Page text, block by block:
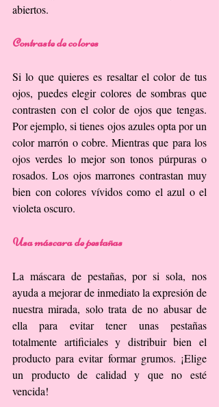
abiertos.
Contraste de colores
Si lo que quieres es resaltar el color de tus
ojos, puedes elegir colores de sombras que
contrasten con el color de ojos que tengas.
Por ejemplo, si tienes ojos azules opta por un
color marrón o cobre. Mientras que para los
ojos verdes lo mejor son tonos púrpuras o
rosados. Los ojos marrones contrastan muy
bien con colores vívidos como el azul o el
violeta oscuro.
Usa máscara de pestañas
La máscara de pestañas, por si sola, nos
ayuda a mejorar de inmediato la expresión de
nuestra mirada, solo trata de no abusar de
ella para evitar tener unas pestañas
totalmente artificiales y distribuir bien el
producto para evitar formar grumos. ¡Elige
un producto de calidad y que no esté
vencida!